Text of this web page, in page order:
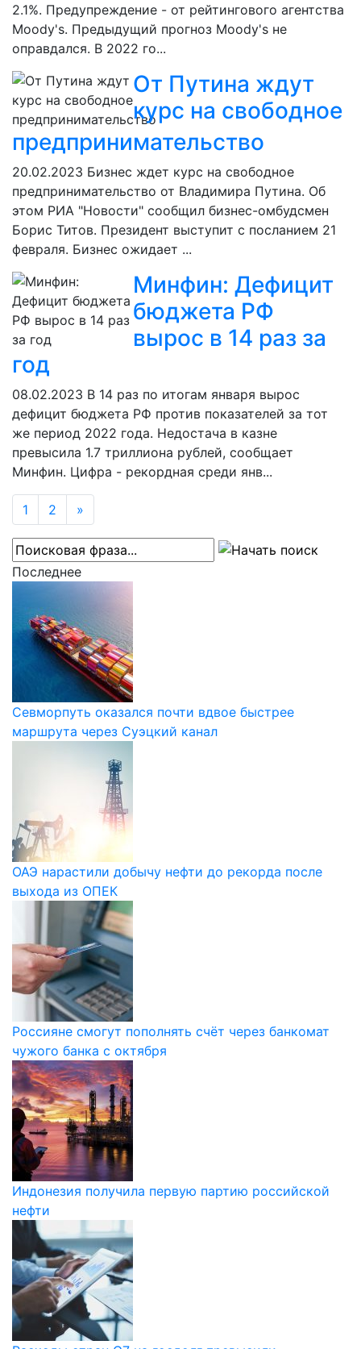
2.1%. Предупреждение - от рейтингового агентства
Moody's. Предыдущий прогноз Moody's не
оправдался. В 2022 го...
От Путина ждут
курс на свободное
предпринимательство
20.02.2023 Бизнес ждет курс на свободное
предпринимательство от Владимира Путина. Об
этом РИА "Новости" сообщил бизнес-омбудсмен
Борис Титов. Президент выступит с посланием 21
февраля. Бизнес ожидает ...
Минфин: Дефицит
бюджета РФ
вырос в 14 раз за
год
08.02.2023 В 14 раз по итогам января вырос
дефицит бюджета РФ против показателей за тот
же период 2022 года. Недостача в казне
превысила 1.7 триллиона рублей, сообщает
Минфин. Цифра - рекордная среди янв...
1 2 »
Последнее
Севморпуть оказался почти вдвое быстрее
маршрута через Суэцкий канал
ОАЭ нарастили добычу нефти до рекорда после
выхода из ОПЕК
Россияне смогут пополнять счёт через банкомат
чужого банка с октября
Индонезия получила первую партию российской
нефти